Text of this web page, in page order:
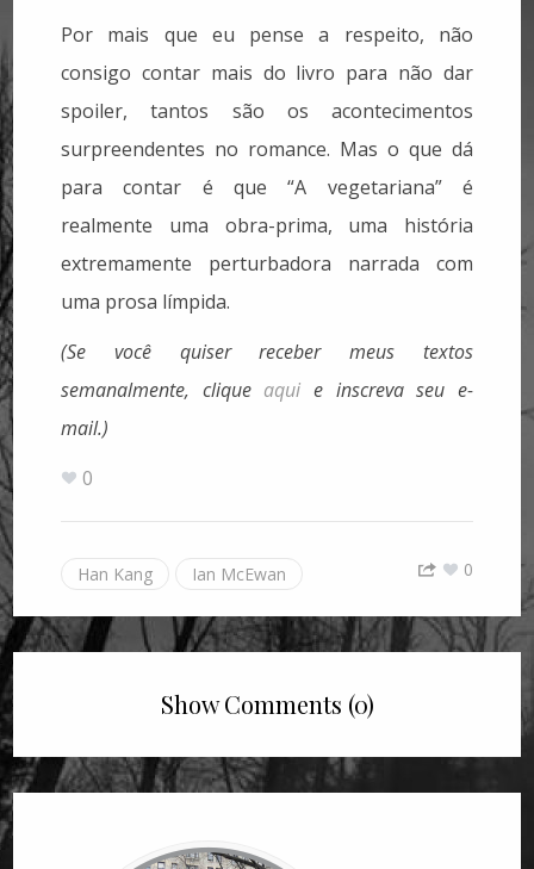
Por mais que eu pense a respeito, não
consigo contar mais do livro para não dar
spoiler, tantos são os acontecimentos
surpreendentes no romance. Mas o que dá
para contar é que “A vegetariana” é
realmente uma obra-prima, uma história
extremamente perturbadora narrada com
uma prosa límpida.
(Se você quiser receber meus textos
semanalmente, clique aqui e inscreva seu e-
mail.)
0
Han Kang Ian McEwan 0
Show Comments (0)